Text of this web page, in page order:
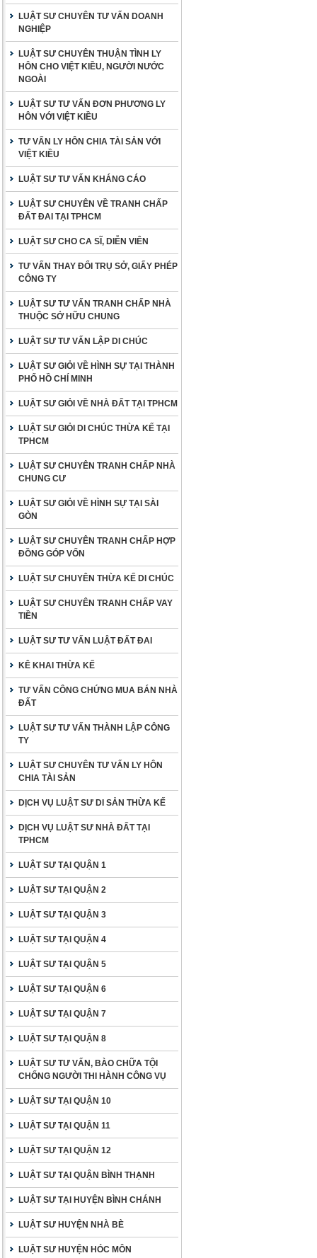
LUẬT SƯ CHUYÊN TƯ VẤN DOANH
NGHIỆP
LUẬT SƯ CHUYÊN THUẬN TÌNH LY
HÔN CHO VIỆT KIỀU, NGƯỜI NƯỚC
NGOÀI
LUẬT SƯ TƯ VẤN ĐƠN PHƯƠNG LY
HÔN VỚI VIỆT KIỀU
TƯ VẤN LY HÔN CHIA TÀI SẢN VỚI
VIỆT KIỀU
LUẬT SƯ TƯ VẤN KHÁNG CÁO
LUẬT SƯ CHUYÊN VỀ TRANH CHẤP
ĐẤT ĐAI TẠI TPHCM
LUẬT SƯ CHO CA SĨ, DIỄN VIÊN
TƯ VẤN THAY ĐỔI TRỤ SỞ, GIẤY PHÉP
CÔNG TY
LUẬT SƯ TƯ VẤN TRANH CHẤP NHÀ
THUỘC SỞ HỮU CHUNG
LUẬT SƯ TƯ VẤN LẬP DI CHÚC
LUẬT SƯ GIỎI VỀ HÌNH SỰ TẠI THÀNH
PHỐ HỒ CHÍ MINH
LUẬT SƯ GIỎI VỀ NHÀ ĐẤT TẠI TPHCM
LUẬT SƯ GIỎI DI CHÚC THỪA KẾ TẠI
TPHCM
LUẬT SƯ CHUYÊN TRANH CHẤP NHÀ
CHUNG CƯ
LUẬT SƯ GIỎI VỀ HÌNH SỰ TẠI SÀI
GÒN
LUẬT SƯ CHUYÊN TRANH CHẤP HỢP
ĐỒNG GÓP VỐN
LUẬT SƯ CHUYÊN THỪA KẾ DI CHÚC
LUẬT SƯ CHUYÊN TRANH CHẤP VAY
TIỀN
LUẬT SƯ TƯ VẤN LUẬT ĐẤT ĐAI
KÊ KHAI THỪA KẾ
TƯ VẤN CÔNG CHỨNG MUA BÁN NHÀ
ĐẤT
LUẬT SƯ TƯ VẤN THÀNH LẬP CÔNG
TY
LUẬT SƯ CHUYÊN TƯ VẤN LY HÔN
CHIA TÀI SẢN
DỊCH VỤ LUẬT SƯ DI SẢN THỪA KẾ
DỊCH VỤ LUẬT SƯ NHÀ ĐẤT TẠI
TPHCM
LUẬT SƯ TẠI QUẬN 1
LUẬT SƯ TẠI QUẬN 2
LUẬT SƯ TẠI QUẬN 3
LUẬT SƯ TẠI QUẬN 4
LUẬT SƯ TẠI QUẬN 5
LUẬT SƯ TẠI QUẬN 6
LUẬT SƯ TẠI QUẬN 7
LUẬT SƯ TẠI QUẬN 8
LUẬT SƯ TƯ VẤN, BÀO CHỮA TỘI
CHỐNG NGƯỜI THI HÀNH CÔNG VỤ
LUẬT SƯ TẠI QUẬN 10
LUẬT SƯ TẠI QUẬN 11
LUẬT SƯ TẠI QUẬN 12
LUẬT SƯ TẠI QUẬN BÌNH THẠNH
LUẬT SƯ TẠI HUYỆN BÌNH CHÁNH
LUẬT SƯ HUYỆN NHÀ BÈ
LUẬT SƯ HUYỆN HÓC MÔN